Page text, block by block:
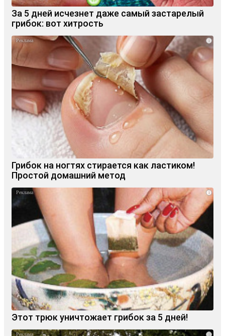
За 5 дней исчезнет даже самый застарелый
грибок: вот хитрость
i
Грибок на ногтях стирается как ластиком!
Простой домашний метод
i
Этот трюк уничтожает грибок за 5 дней!
i